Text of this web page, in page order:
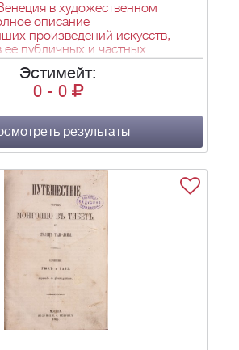
в художественном
описание
произведений искусств,
публичных и частных
дворцах и проч., с
плана города
снимка с картины
политипажами / Сост. А.Н.
вольный общник С.-Петерб.
- М.: Унив. тип. (Катков и
Эстимейт:
0 - 0
результаты